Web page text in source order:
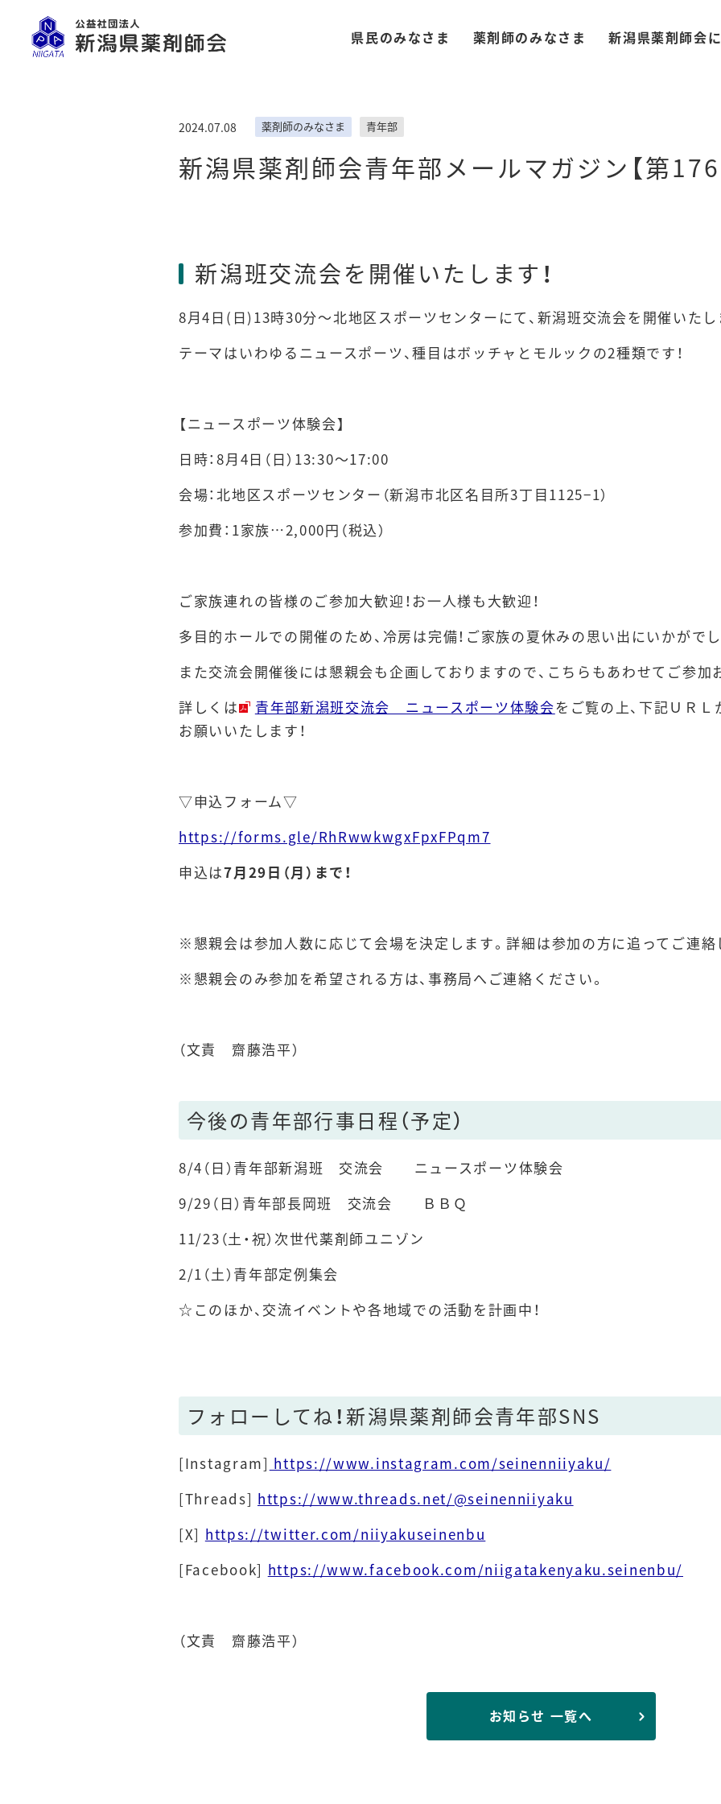
県民のみなさま 薬剤師のみなさま 新潟県薬剤師会
新潟県薬剤師会青年部メールマガジン【第176
2024.07.08 薬剤師のみなさま 青年部
新潟班交流会を開催いたします！
8月4 日 ( 日)13時30分～北地区スポーツセンターにて、新潟班交流会を開催いたし
テーマはいわゆるニュースポーツ、種目はボッチャとモルックの2種類です！
【ニュースポーツ体験会】
日時：8月 4日（日） 13:30～17:00
会場：北地区スポーツセンター（新潟市北区名目所3丁目1125−1）
参加費： 1家族…2,000円（税込）
ご家族連れの皆様のご参加大歓迎！お一人様も大歓迎！
多目的ホールでの開催のため、冷房は完備！ご家族の夏休みの思い出にいかがで
また交流会開催後には懇親会も企画しておりますので、こちらもあわせてご参加
詳しくは
青年部新潟班交流会 ニュースポーツ体験会をご覧の上、下記ＵＲ
お願いいたします！
▽申込フォーム▽
https://forms.gle/RhRwwkwgxFpxFPqm7
申込は7月29日（月）まで！
※懇親会は参加人数に応じて会場を決定します。詳細は参加の方に追ってご連絡
※懇親会のみ参加を希望される方は、事務局へご連絡ください。
（文責 齋藤浩平）
今後の青年部行事日程（予定）
8/4（日）青年部新潟班 交流会 ニュースポーツ体験会
9/29（日）青年部長岡班 交流会 ＢＢＱ
11/23（土・祝）次世代薬剤師ユニゾン
2/1（土）青年部定例集会
☆このほか、交流イベントや各地域での活動を計画中！
フォローしてね！新潟県薬剤師会青年部SNS
[Instagram] https://www.instagram.com/seinenniiyaku/
[Threads] https://www.threads.net/@seinenniiyaku
[X] https://twitter.com/niiyakuseinenbu
[Facebook] https://www.facebook.com/niigatakenyaku.seinenbu/
（文責 齋藤浩平）
お知らせ 一覧へ